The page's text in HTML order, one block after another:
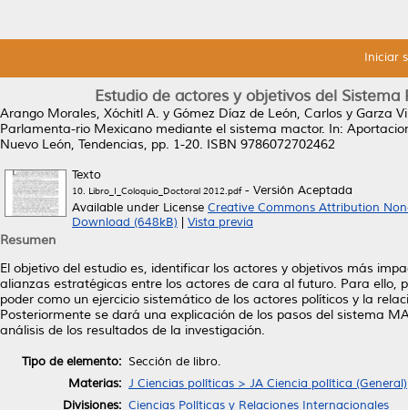
Iniciar
Estudio de actores y objetivos del
Arango Morales, Xóchitl A. y Gómez Díaz de León, Carlos y Garza
Parlamenta-rio Mexicano mediante el sistema mactor. In:
Nuevo León, Tendencias, pp. 1-20. ISBN 9786072702462
Texto
10. Libro_I_Coloquio_Doctoral 2012.pdf- Versión Aceptada
Available under License Creative Commons Attribution
Download (648kB)
Vista previa
Resumen
El objetivo del estudio es, identificar los actores y objetivos más
alianzas estratégicas entre los actores de cara al futuro. Para ello,
poder como un ejercicio sistemático de los actores políticos y la
Posteriormente se dará una explicación de los pasos del sistema
análisis de los resultados de la investigación.
Tipo de elemento: Sección de libro.
Materias: J Ciencias políticas > JA Ciencia política (General)
Divisiones: Ciencias Políticas y Relaciones Internacionales